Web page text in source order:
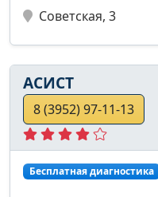
Советская, 3
АСИСТ
8 (3952) 97-11-13
Бесплатная диагностика